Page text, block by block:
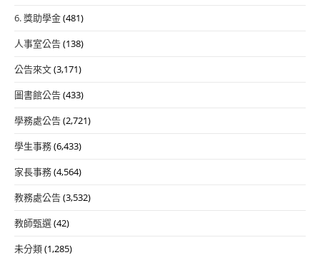
6. 獎助學金(481)
人事室公告(138)
公告來文(3,171)
圖書館公告(433)
學務處公告(2,721)
學生事務(6,433)
家長事務(4,564)
教務處公告(3,532)
教師甄選(42)
未分類(1,285)